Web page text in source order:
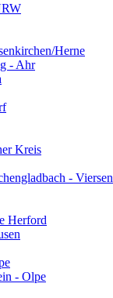
Herne
- Ahr
Kreis
- Viersen
Herford
- Olpe